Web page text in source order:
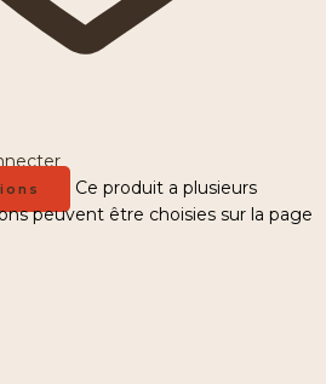
Ce produit a plusieurs
peuvent être choisies sur la page